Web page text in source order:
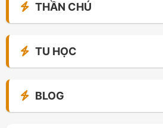
THẦN CHÚ
TU HỌC
BLOG